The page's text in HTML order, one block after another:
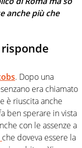
anche più che
. Dopo una
era chiamato
è riuscita anche
ben sperare in vista
con le assenze a
che doveva essere la